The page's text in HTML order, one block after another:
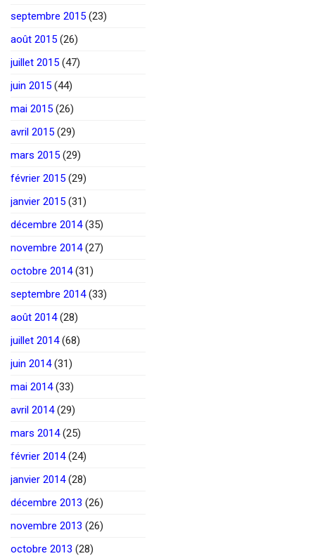
septembre 2015 (23)
août 2015 (26)
juillet 2015 (47)
juin 2015 (44)
mai 2015 (26)
avril 2015 (29)
mars 2015 (29)
février 2015 (29)
janvier 2015 (31)
décembre 2014(35)
novembre 2014(27)
octobre 2014(31)
septembre 2014(33)
août 2014(28)
juillet 2014(68)
juin 2014(31)
mai 2014(33)
avril 2014(29)
mars 2014(25)
février 2014(24)
janvier 2014(28)
décembre 2013 (26)
novembre 2013 (26)
octobre 2013 (28)